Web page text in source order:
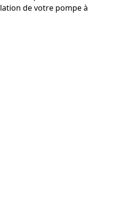
de votre pompe à